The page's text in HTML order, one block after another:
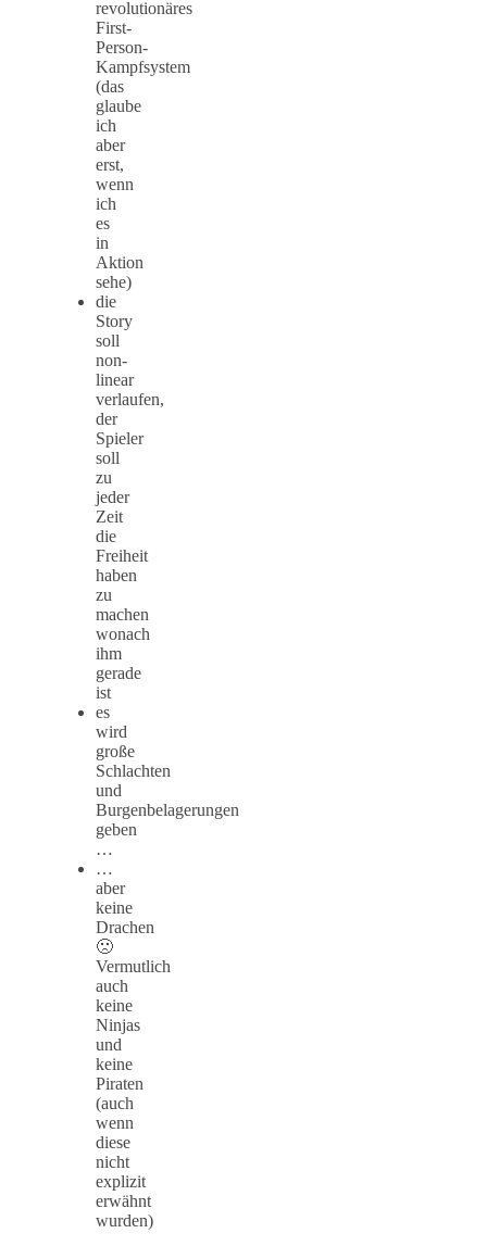
revolutionäres
First-
Person-
Kampfsystem
(das
glaube
ich
aber
erst,
wenn
ich
es
in
Aktion
sehe)
die
Story
soll
non-
linear
verlaufen,
der
Spieler
soll
zu
jeder
Zeit
die
Freiheit
haben
zu
machen
wonach
ihm
gerade
ist
es
wird
große
Schlachten
und
Burgenbelagerungen
geben
…
…
aber
keine
Drachen
🙁
Vermutlich
auch
keine
Ninjas
und
keine
Piraten
(auch
wenn
diese
nicht
explizit
erwähnt
wurden)